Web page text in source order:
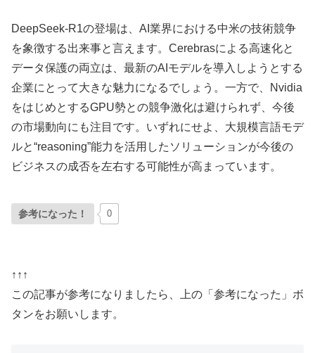
DeepSeek-R1の登場は、AI業界における中米の技術競争
を象徴する出来事と言えます。Cerebrasによる高速化と
データ保護の両立は、最新のAIモデルを導入しようとする
企業にとって大きな魅力になるでしょう。一方で、Nvidia
をはじめとするGPU勢との競争激化は避けられず、今後
の市場動向にも注目です。いずれにせよ、大規模言語モデ
ルと“reasoning”能力を活用したソリューションが今後の
ビジネスの成否を左右する可能性が高まっています。
参考になった！ 0
↑↑↑
この記事が参考になりましたら、上の「参考になった」ボ
タンをお願いします。